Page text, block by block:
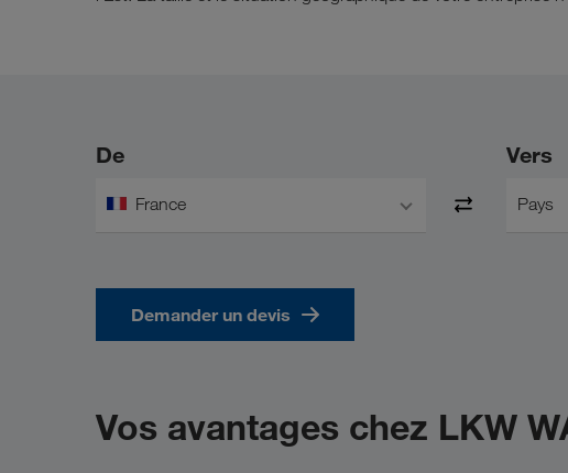
De
France
Vers
Pays
Demander un devis
Vos avantages chez LKW